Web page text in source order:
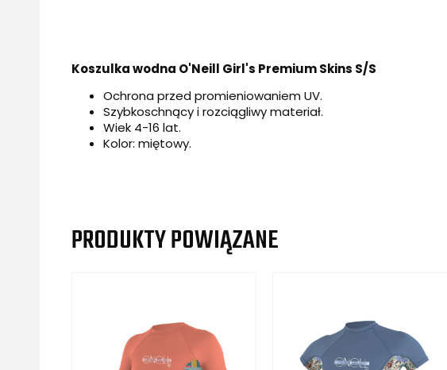
Koszulka wodna O'Neill Girl's Premium Skins S/S
Ochrona przed promieniowaniem UV.
Szybkoschnący i rozciągliwy materiał.
Wiek 4-16 lat.
Kolor: miętowy.
PRODUKTY POWIĄZANE